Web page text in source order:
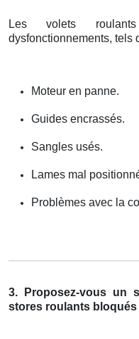
Les volets
dysfonctionnements, tels
Moteur en panne.
Guides encrassés.
Sangles usés.
Lames mal
Problèmes avec la
3. Proposez-vous un
stores roulants bloqués